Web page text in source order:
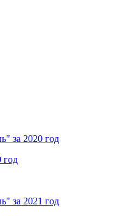
за 2020 год
год
за 2021 год